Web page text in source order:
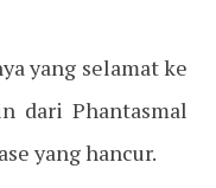
yang selamat ke
dari Phantasmal
yang hancur.